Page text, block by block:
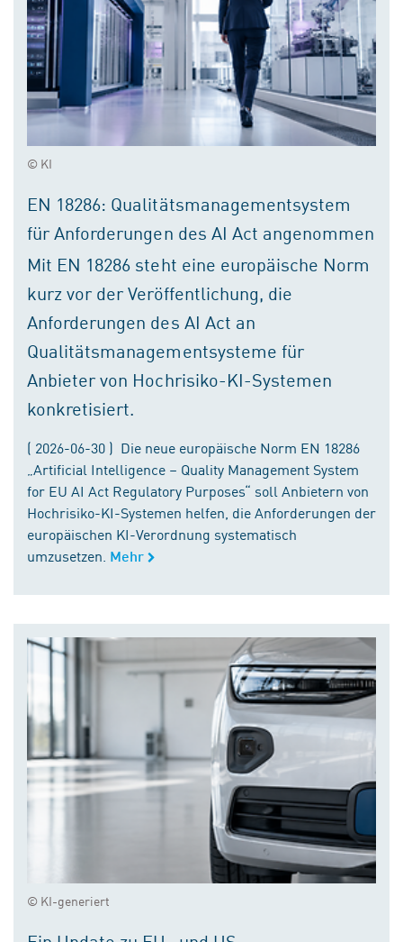
© KI
EN 18286: Qualitätsmanagementsystem
für Anforderungen des AI Act angenommen
Mit EN 18286 steht eine europäische Norm
kurz vor der Veröffentlichung, die
Anforderungen des AI Act an
Qualitätsmanagementsysteme für
Anbieter von Hochrisiko-KI-Systemen
konkretisiert.
( 2026-06-30 ) Die neue europäische Norm EN 18286
„Artificial Intelligence – Quality Management System
for EU AI Act Regulatory Purposes“ soll Anbietern von
Hochrisiko-KI-Systemen helfen, die Anforderungen der
europäischen KI-Verordnung systematisch
umzusetzen. Mehr
© KI-generiert